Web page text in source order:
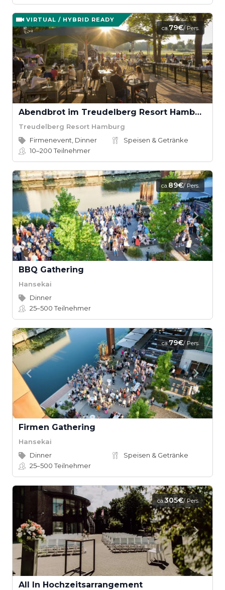
VIRTUAL / HYBRID READY
ca.79€/ Pers.
Abendbrot im Treudelberg Resort Hamburg (Sommer Edition)
Treudelberg Resort Hamburg
Firmenevent, Dinner
Speisen & Getränke
10–200Teilnehmer
ca.89€/ Pers.
BBQ Gathering
Hansekai
Dinner
25–500Teilnehmer
ca.79€/ Pers.
Firmen Gathering
Hansekai
Dinner
Speisen & Getränke
25–500Teilnehmer
ca.305€/ Pers.
All In Hochzeitsarrangement